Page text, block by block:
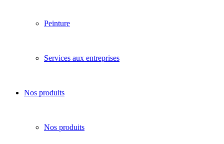
Peinture
Services aux entreprises
Nos produits
Nos produits